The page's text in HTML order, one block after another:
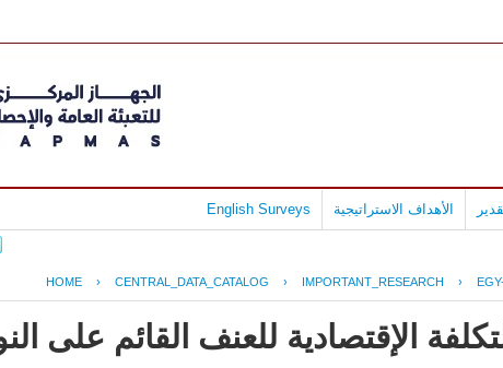
الأهداف الاستراتيجية English Surveys
HOME › CENTRAL_DATA_CATALOG › IMPORTANT_RESEARCH ›
الإقتصادية للعنف القائم على